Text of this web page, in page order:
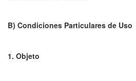
B) Condiciones Particulares de Uso
1. Objeto